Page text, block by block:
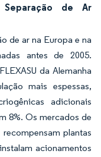
de Ar
de ar na Europa e na
antes de 2005.
da Alemanha
mais espessas,
adicionais
8%. Os mercados de
plantas
acionamentos